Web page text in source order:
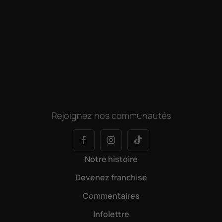
Rejoignez nos communautés
Notre histoire
Devenez franchisé
Commentaires
Infolettre